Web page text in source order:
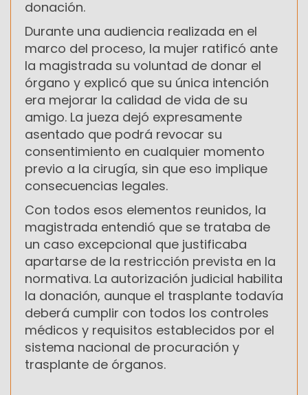
donación.
Durante una audiencia realizada en el
marco del proceso, la mujer ratificó ante
la magistrada su voluntad de donar el
órgano y explicó que su única intención
era mejorar la calidad de vida de su
amigo. La jueza dejó expresamente
asentado que podrá revocar su
consentimiento en cualquier momento
previo a la cirugía, sin que eso implique
consecuencias legales.
Con todos esos elementos reunidos, la
magistrada entendió que se trataba de
un caso excepcional que justificaba
apartarse de la restricción prevista en la
normativa. La autorización judicial habilita
la donación, aunque el trasplante todavía
deberá cumplir con todos los controles
médicos y requisitos establecidos por el
sistema nacional de procuración y
trasplante de órganos.